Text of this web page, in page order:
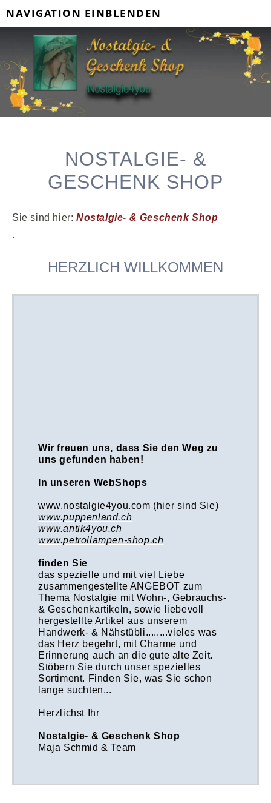
NAVIGATION EINBLENDEN
NOSTALGIE- &
GESCHENK SHOP
Sie sind hier: Nostalgie- & Geschenk Shop
.
HERZLICH WILLKOMMEN
Wir freuen uns, dass Sie den Weg zu
uns gefunden haben!
In unseren WebShops
www.nostalgie4you.com (hier sind Sie)
www.puppenland.ch
www.antik4you.ch
www.petrollampen-shop.ch
finden Sie
das spezielle und mit viel Liebe
zusammengestellte ANGEBOT zum
Thema Nostalgie mit Wohn-, Gebrauchs-
& Geschenkartikeln, sowie liebevoll
hergestellte Artikel aus unserem
Handwerk- & Nähstübli........vieles was
das Herz begehrt, mit Charme und
Erinnerung auch an die gute alte Zeit.
Stöbern Sie durch unser spezielles
Sortiment. Finden Sie, was Sie schon
lange suchten...
Herzlichst Ihr
Nostalgie- & Geschenk Shop
Maja Schmid & Team